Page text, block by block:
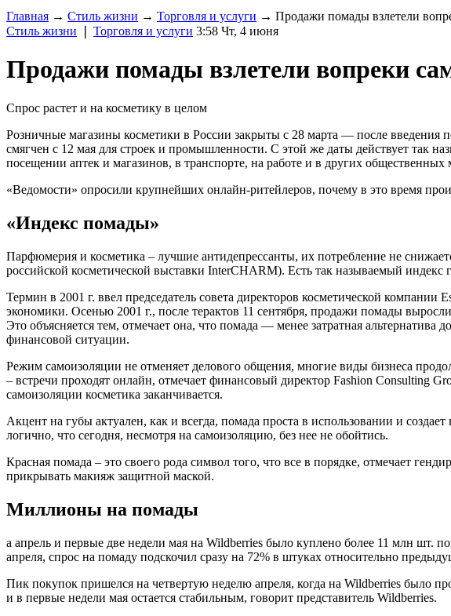
Главная → Стиль жизни → Торговля и услуги → Продажи помады взлетели
Стиль жизни
Торговля и услуги 3:58 Чт, 4 июня
Продажи помады взлетели вопреки
Спрос растет и на косметику в целом
Розничные магазины косметики в России закрыты с 28 марта — после
смягчен с 12 мая для строек и промышленности. С этой же даты действует
посещении аптек и магазинов, в транспорте, на работе и в других общественных
«Ведомости» опросили крупнейших онлайн-ритейлеров, почему в это время
«Индекс помады»
Парфюмерия и косметика – лучшие антидепрессанты, их потребление не
российской косметической выставки InterCHARM). Есть так называемый
Термин в 2001 г. ввел председатель совета директоров косметической
экономики. Осенью 2001 г., после терактов 11 сентября, продажи помады
Это объясняется тем, отмечает она, что помада — менее затратная
финансовой ситуации.
Режим самоизоляции не отменяет делового общения, многие виды бизнеса
– встречи проходят онлайн, отмечает финансовый директор Fashion Consulting
самоизоляции косметика заканчивается.
Акцент на губы актуален, как и всегда, помада проста в использовании и
логично, что сегодня, несмотря на самоизоляцию, без нее не обойтись.
Красная помада – это своего рода символ того, что все в порядке, отмечает
прикрывать макияж защитной маской.
Миллионы на помады
а апрель и первые две недели мая на Wildberries было куплено более 11 млн шт.
апреля, спрос на помаду подскочил сразу на 72% в штуках относительно
Пик покупок пришелся на четвертую неделю апреля, когда на Wildberries было
и в первые недели мая остается стабильным, говорит представитель Wildberries.